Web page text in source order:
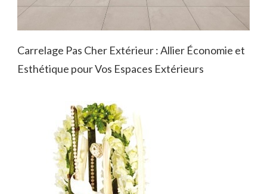
Carrelage Pas Cher Extérieur : Allier Économie et
Esthétique pour Vos Espaces Extérieurs